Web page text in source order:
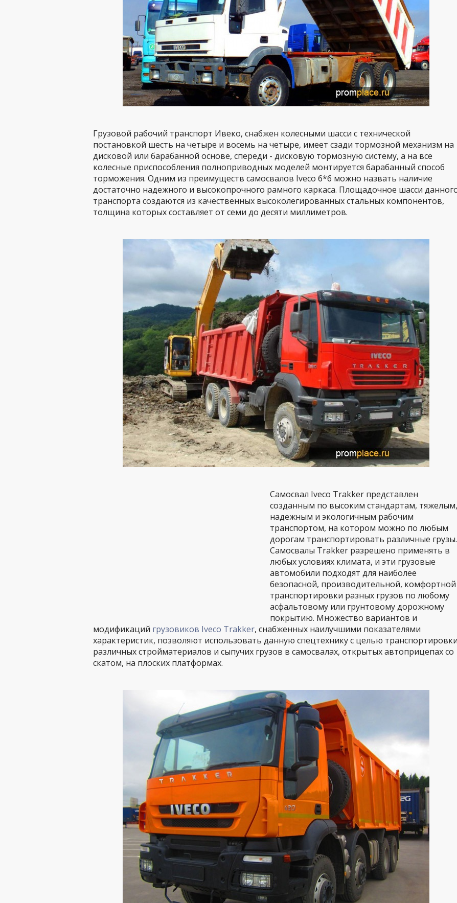
Грузовой рабочий транспорт Ивеко, снабжен колесными шасси с технической
постановкой шесть на четыре и восемь на четыре, имеет сзади тормозной механизм на
дисковой или барабанной основе, спереди - дисковую тормозную систему, а на все
колесные приспособления полноприводных моделей монтируется барабанный способ
торможения. Одним из преимуществ самосвалов Iveco 6*6 можно назвать наличие
достаточно надежного и высокопрочного рамного каркаса. Площадочное шасси
транспорта создаются из качественных высоколегированных стальных компонентов,
толщина которых составляет от семи до десяти миллиметров.
Самосвал Iveco Trakker представлен
созданным по высоким стандартам, тяжелым,
надежным и экологичным рабочим
транспортом, на котором можно по любым
дорогам транспортировать различные грузы.
Самосвалы Trakker разрешено применять в
любых условиях климата, и эти грузовые
автомобили подходят для наиболее
безопасной, производительной, комфортной
транспортировки разных грузов по любому
асфальтовому или грунтовому дорожному
покрытию. Множество вариантов и
модификаций грузовиков Iveco Trakker, снабженных наилучшими показателями
характеристик, позволяют использовать данную спецтехнику с целью транспортировки
различных стройматериалов и сыпучих грузов в самосвалах, открытых автоприцепах со
скатом, на плоских платформах.